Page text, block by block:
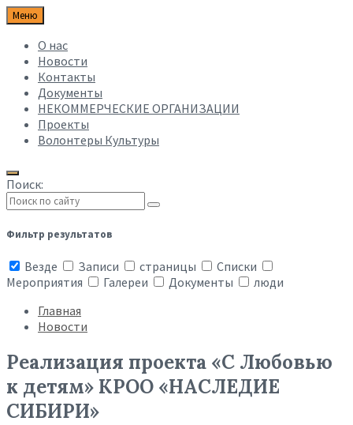
Меню
О нас
Новости
Контакты
Документы
НЕКОММЕРЧЕСКИЕ ОРГАНИЗАЦИИ
Проекты
Волонтеры Культуры
Поиск:
Фильтр результатов
Везде Записи страницы
Списки
Мероприятия
Галереи Документы
люди
Главная
Новости
Реализация проекта «С Любовью
к детям» КРОО «НАСЛЕДИЕ
СИБИРИ»